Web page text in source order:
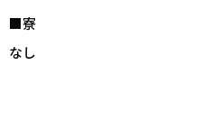
■寮
なし